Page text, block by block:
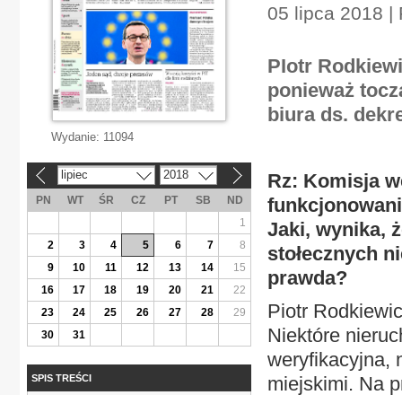
05 lipca 2018 |
PIotr
ponieważ
biura ds.
Rz: Komisja
Jaki, wynika,
stołecznych
prawda?
Piotr
Niektóre
weryfikacyjna,
miejskimi. Na
Wydanie: 11094
lipiec 2018
PN WT ŚR CZ PT SB
ND
1
2
3 4 5 6 7
8
9
10 11 12 13 14
15
16
17 18 19 20 21
22
23
24 25 26 27 28
29
30
31
SPIS TREŚCI